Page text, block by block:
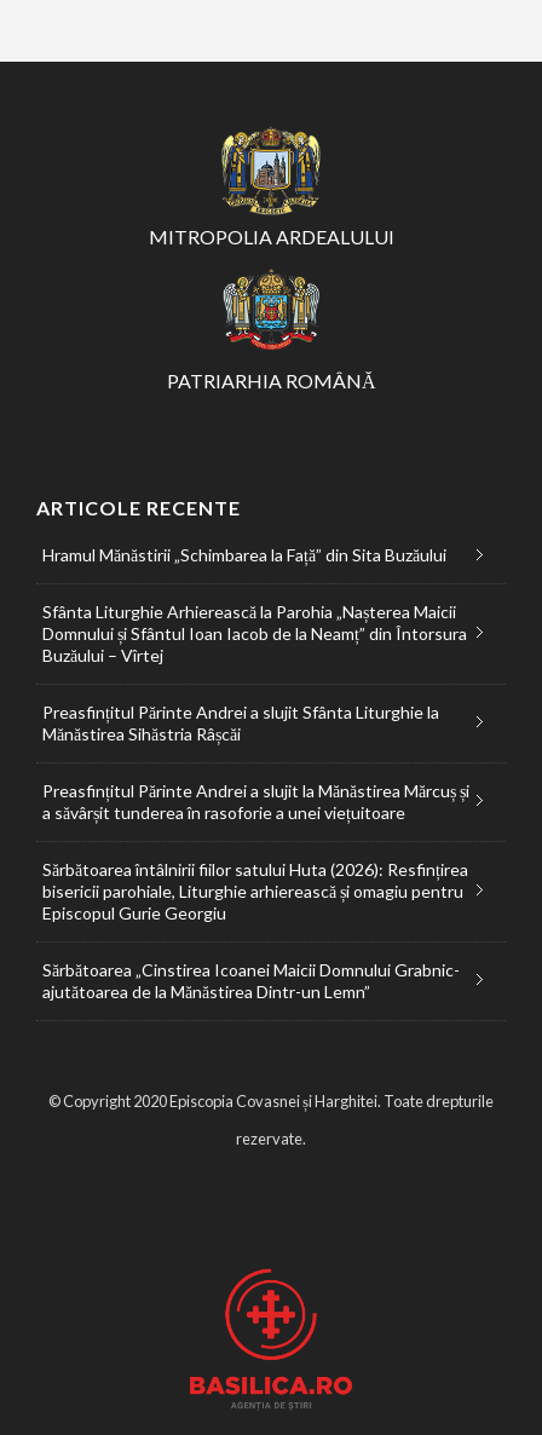
MITROPOLIA ARDEALULUI
PATRIARHIA ROMÂNĂ
ARTICOLE RECENTE
Hramul Mănăstirii „Schimbarea la Față” din Sita Buzăului
Sfânta Liturghie Arhierească la Parohia „Nașterea Maicii
Domnului și Sfântul Ioan Iacob de la Neamț” din Întorsura
Buzăului – Vîrtej
Preasfințitul Părinte Andrei a slujit Sfânta Liturghie la
Mănăstirea Sihăstria Râșcăi
Preasfințitul Părinte Andrei a slujit la Mănăstirea Mărcuș și
a săvârșit tunderea în rasoforie a unei viețuitoare
Sărbătoarea întâlnirii fiilor satului Huta (2026): Resfințirea
bisericii parohiale, Liturghie arhierească și omagiu pentru
Episcopul Gurie Georgiu
Sărbătoarea „Cinstirea Icoanei Maicii Domnului Grabnic-
ajutătoarea de la Mănăstirea Dintr-un Lemn”
© Copyright 2020 Episcopia Covasnei și Harghitei. Toate drepturile
rezervate.